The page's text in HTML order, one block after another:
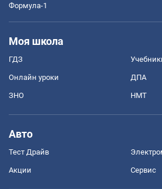
Формула-1
Моя школа
ГДЗ
Онлайн уроки ДПА
ЗНО НМТ
Авто
Тест Драйв
Акции Сервис